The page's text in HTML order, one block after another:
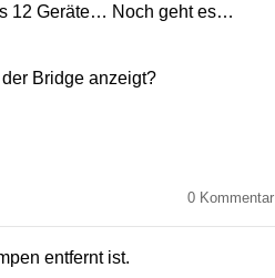
12 Geräte… Noch geht es…
Bridge anzeigt?
0 Kommentar
entfernt ist.